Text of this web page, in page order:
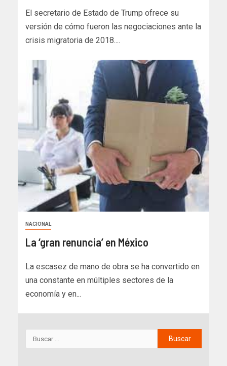
El secretario de Estado de Trump ofrece su
versión de cómo fueron las negociaciones ante la
crisis migratoria de 2018....
NACIONAL
La ‘gran renuncia’ en México
La escasez de mano de obra se ha convertido en
una constante en múltiples sectores de la
economía y en...